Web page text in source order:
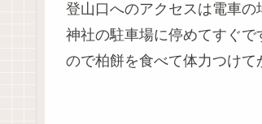
登山口へのアクセスは電車
神社の駐車場に停めてすぐで
ので柏餅を食べて体力つけて